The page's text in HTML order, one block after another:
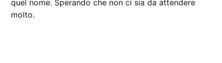
quel nome. Sperando che non ci sia da attendere
molto.